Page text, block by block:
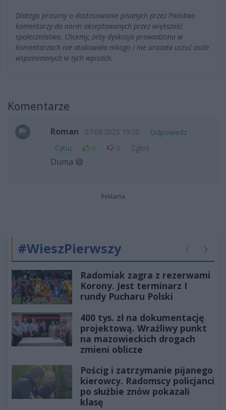
Dlatego prosimy o dostosowanie pisanych przez Państwa
komentarzy do norm akceptowanych przez większość
społeczeństwa. Chcemy, żeby dyskusja prowadzona w
komentarzach nie atakowała nikogo i nie urażała uczuć osób
wspominanych w tych wpisach.
Komentarze
Roman 07.08.2025 19:20
Odpowiedz
Cytuj
0 0 Zgłoś
Duma 😄
Reklama
#WieszPierwszy Poprzednie
Radomiak zagra z rezerwami
Korony. Jest terminarz I
rundy Pucharu Polski
400 tys. zł na dokumentację
projektową. Wrażliwy punkt
na mazowieckich drogach
zmieni oblicze
Pościg i zatrzymanie pijanego
kierowcy. Radomscy policjanci
po służbie znów pokazali
klasę